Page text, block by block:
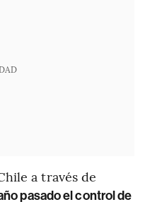
a través de
pasado el control de